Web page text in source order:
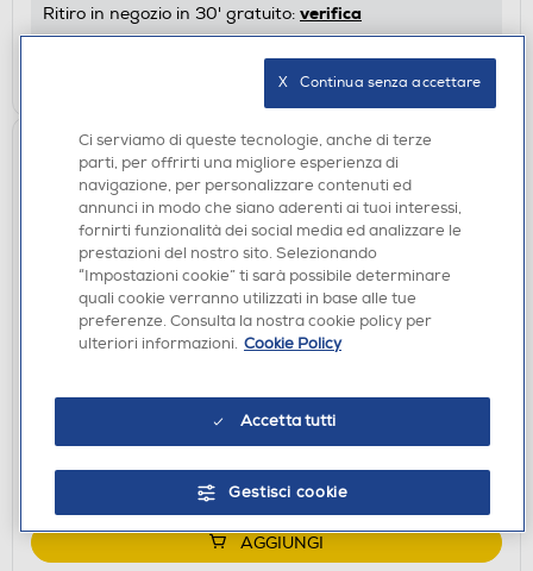
Ritiro in negozio in 30' gratuito: verifica
CUFFIE
Ritiro in negozio in 30' gratuito:verifica
AGGIUNGI
Ci serviamo di queste tecnologie, anche di terze
parti, per offrirti una migliore esperienza di
navigazione, per personalizzare contenuti ed
annunci in modo che siano aderenti ai tuoi interessi,
fornirti funzionalità dei social media ed analizzare le
prestazioni del nostro sito. Selezionando
“Impostazioni cookie” ti sarà possibile determinare
quali cookie verranno utilizzati in base alle tue
preferenze. Consulta la nostra cookie policy per
ulteriori informazioni. Cookie Policy
Accetta tutti
Gestisci cookie
X   Continua senza accettare